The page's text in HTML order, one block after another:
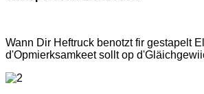
Wann Dir Heftruck benotzt fir gestapelt
d'Opmierksamkeet sollt op